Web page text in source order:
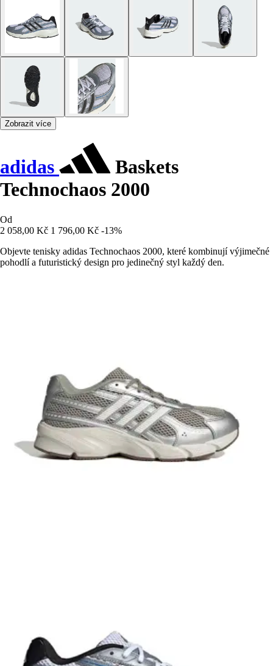
Zobrazit více
adidas
Baskets
Technochaos 2000
Od
2 058,00 Kč 1 796,00 Kč -13%
Objevte tenisky adidas Technochaos 2000, které kombinují výjimečné
pohodlí a futuristický design pro jedinečný styl každý den.